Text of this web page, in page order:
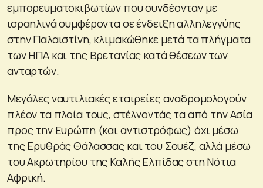
εμπορευματοκιβωτίων που συνδέονταν με
ισραηλινά συμφέροντα σε ένδειξη αλληλεγγύης
στην Παλαιστίνη, κλιμακώθηκε μετά τα πλήγματα
των ΗΠΑ και της Βρετανίας κατά θέσεων των
ανταρτών.
Μεγάλες ναυτιλιακές εταιρείες αναδρομολογούν
πλέον τα πλοία τους, στέλνοντάς τα από την Ασία
προς την Ευρώπη (και αντιστρόφως) όχι μέσω
της Ερυθράς Θάλασσας και του Σουέζ, αλλά μέσω
του Ακρωτηρίου της Καλής Ελπίδας στη Νότια
Αφρική.